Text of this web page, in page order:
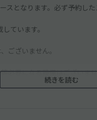
となります。必ず予約した
ています。
ございません。
必要になる設備はございま
続きを読む